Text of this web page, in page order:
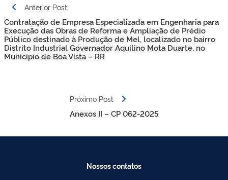
Navegação
de
Post
Anterior Post
Contratação de Empresa Especializada em Engenharia para
Execução das Obras de Reforma e Ampliação de Prédio
Público destinado à Produção de Mel, localizado no bairro
Distrito Industrial Governador Aquilino Mota Duarte, no
Município de Boa Vista – RR
Próximo Post
Anexos II – CP 062-2025
Nossos contatos